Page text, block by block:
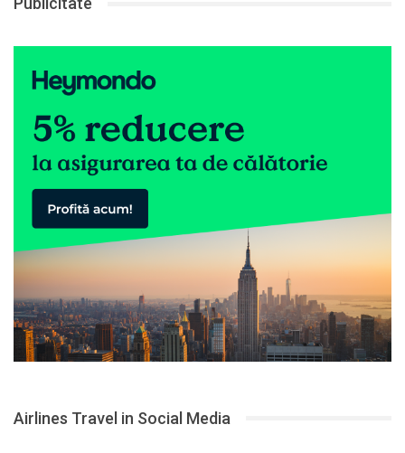
Airlines Travel in Social Media